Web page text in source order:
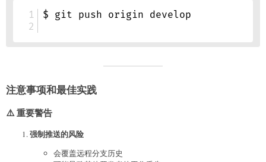
注意事项和最佳实践
⚠️ 重要警告
强制推送的风险
会覆盖远程分支历史